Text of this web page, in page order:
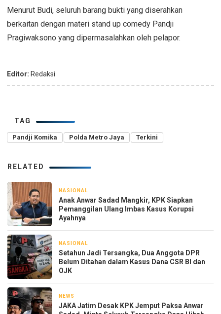
Menurut Budi, seluruh barang bukti yang diserahkan
berkaitan dengan materi stand up comedy Pandji
Pragiwaksono yang dipermasalahkan oleh pelapor.
Editor: Redaksi
TAG
Pandji Komika Polda Metro Jaya Terkini
RELATED
NASIONAL
Anak Anwar Sadad Mangkir, KPK Siapkan
Pemanggilan Ulang Imbas Kasus Korupsi
Ayahnya
NASIONAL
Setahun Jadi Tersangka, Dua Anggota DPR
Belum Ditahan dalam Kasus Dana CSR BI dan
OJK
NEWS
JAKA Jatim Desak KPK Jemput Paksa Anwar